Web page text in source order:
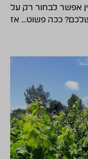
אפשר לבחור רק על